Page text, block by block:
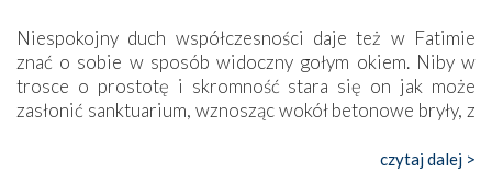
Niespokojny duch współczesności daje też w Fatimie
znać o sobie w sposób widoczny gołym okiem. Niby w
trosce o prostotę i skromność stara się on jak może
zasłonić sanktuarium, wznosząc wokół betonowe bryły, z
katolickiego kultu. Tylko co wspólnego z żywą,
czytaj dalej >